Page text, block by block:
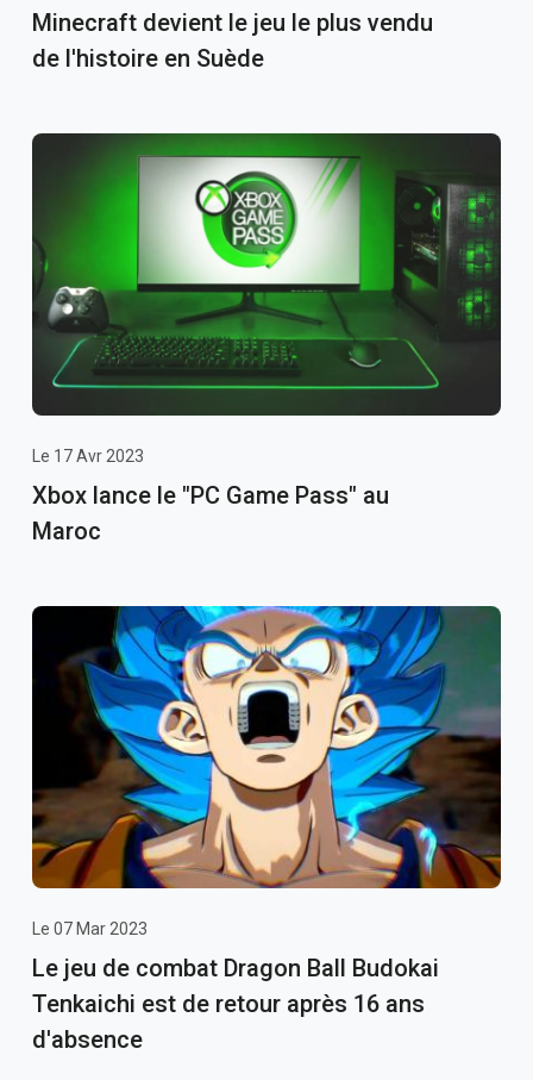
Minecraft devient le jeu le plus vendu
de l'histoire en Suède
Le 17 Avr 2023
Xbox lance le "PC Game Pass" au
Maroc
Le 07 Mar 2023
Le jeu de combat Dragon Ball Budokai
Tenkaichi est de retour après 16 ans
d'absence